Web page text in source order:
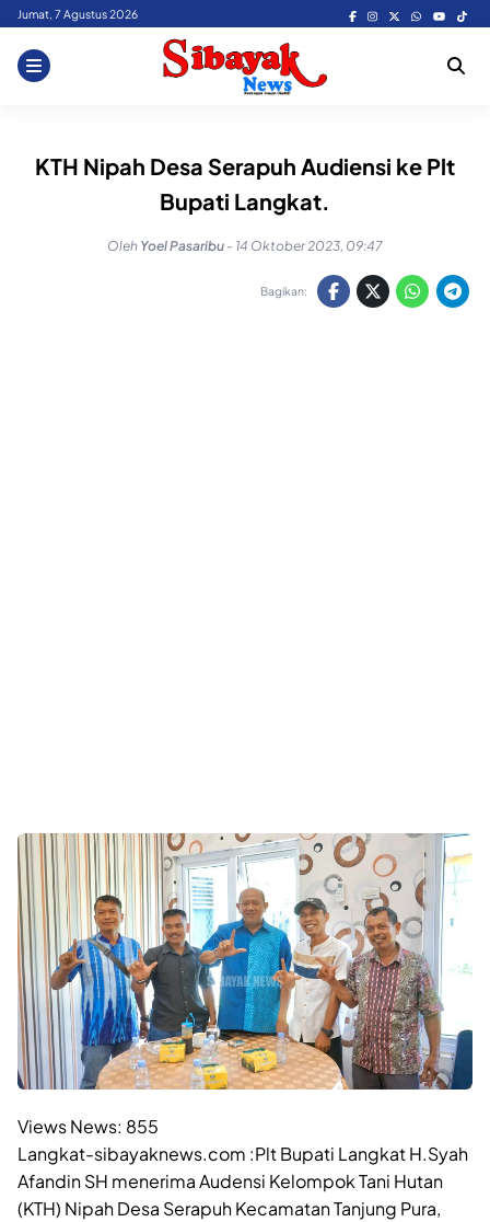
Skip
content
Jumat, 7 Agustus 2026
KTH Nipah Desa Serapuh Audiensi ke Plt
Bupati Langkat.
Oleh Yoel Pasaribu - 14 Oktober 2023, 09:47
Bagikan:
Views News: 855
Langkat-sibayaknews.com :Plt Bupati Langkat H.Syah
Afandin SH menerima Audensi Kelompok Tani Hutan
(KTH) Nipah Desa Serapuh Kecamatan Tanjung Pura,